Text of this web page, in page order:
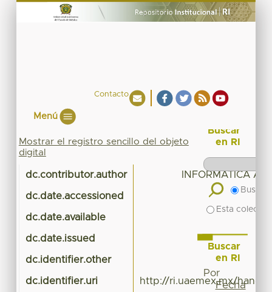
Contacto
Menú
Mostrar el registro sencillo del objeto
digital
dc.contributor.author INFORMATICA
dc.date.accessioned
dc.date.available
dc.date.issued
dc.identifier.other
dc.identifier.uri http://ri.uaemex.mx/
Buscar
en RI
Buscar
Esta
Buscar
en RI
Por
Fecha